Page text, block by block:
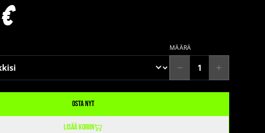
MÄÄRÄ
Osta nyt
Lisää koriin